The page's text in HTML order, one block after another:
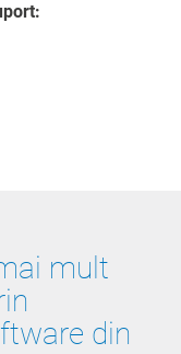
mult
din